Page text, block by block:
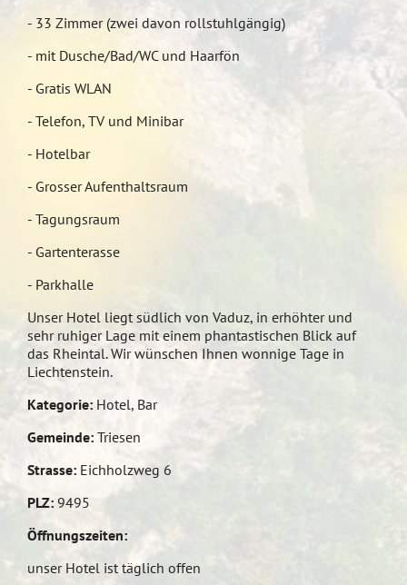
- 33 Zimmer (zwei davon rollstuhlgängig)
- mit Dusche/Bad/WC und Haarfön
- Gratis WLAN
- Telefon, TV und Minibar
- Hotelbar
- Grosser Aufenthaltsraum
- Tagungsraum
- Gartenterasse
- Parkhalle
Unser Hotel liegt südlich von Vaduz, in erhöhter und
sehr ruhiger Lage mit einem phantastischen Blick auf
das Rheintal. Wir wünschen Ihnen wonnige Tage in
Liechtenstein.
Kategorie: Hotel, Bar
Gemeinde: Triesen
Strasse: Eichholzweg 6
PLZ: 9495
Öffnungszeiten:
unser Hotel ist täglich offen